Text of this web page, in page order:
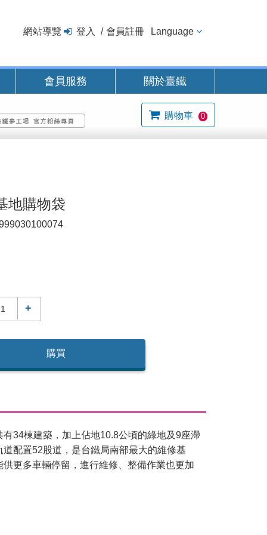
網站導覽 登入 會員註冊 Language
會員服務 關於臺鐵
購物車 0
地購物袋
+
購買
有34棟建築，加上佔地10.8公頃的綠地及9座滯
道配置52股道，是台鐵局南部最大的維修基
供更多車輛停留，進行維修、整備作業也更加